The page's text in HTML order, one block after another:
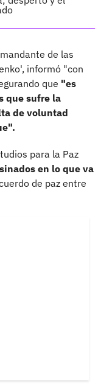
de las
informó "con
que "es
que sufre la
de voluntad
para la Paz
en lo que va
de paz entre